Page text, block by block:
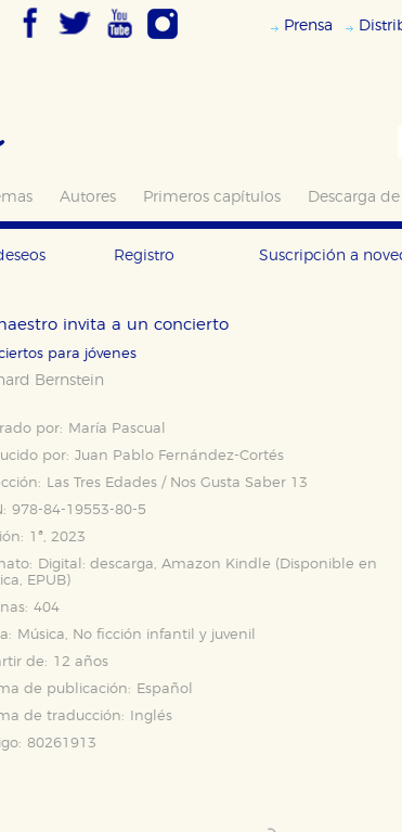
Prensa
Autores Primeros capítulos Descarga
Registro Suscripción a
invita a un concierto
para jóvenes
Bernstein
por:
María Pascual
por: Juan Pablo Fernández-Cortés
Las Tres Edades / Nos Gusta Saber 13
978-84-19553-80-5
1ª, 2023
Digital: descarga, Amazon Kindle (Disponible en
, EPUB)
404
Música, No ficción infantil y juvenil
de: 12 años
de publicación:
Español
de traducción:
Inglés
80261913